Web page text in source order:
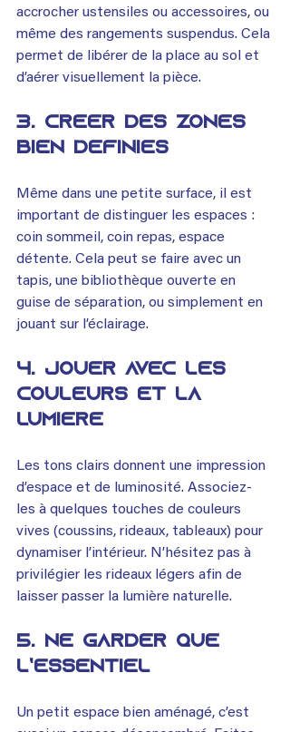
accrocher ustensiles ou accessoires, ou
même des rangements suspendus. Cela
permet de libérer de la place au sol et
d’aérer visuellement la pièce.
3. Créer des zones
bien définies
Même dans une petite surface, il est
important de distinguer les espaces :
coin sommeil, coin repas, espace
détente. Cela peut se faire avec un
tapis, une bibliothèque ouverte en
guise de séparation, ou simplement en
jouant sur l’éclairage.
4. Jouer avec les
couleurs et la
lumière
Les tons clairs donnent une impression
d’espace et de luminosité. Associez-
les à quelques touches de couleurs
vives (coussins, rideaux, tableaux) pour
dynamiser l’intérieur. N’hésitez pas à
privilégier les rideaux légers afin de
laisser passer la lumière naturelle.
5. Ne garder que
l’essentiel
Un petit espace bien aménagé, c’est